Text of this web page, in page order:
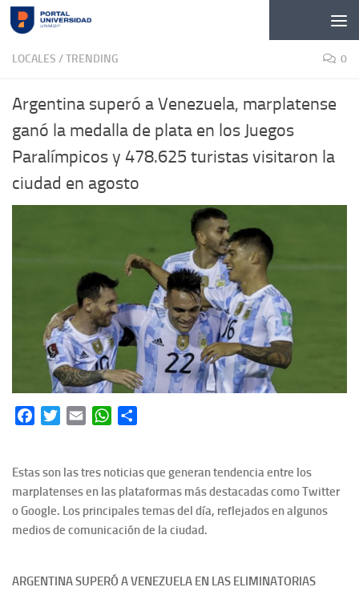
Skip to content
LOCALES /TRENDING 0
Argentina superó a Venezuela, marplatense
ganó la medalla de plata en los Juegos
Paralímpicos y 478.625 turistas visitaron la
ciudad en agosto
FacebookTwitterEmail WhatsApp
Estas son las tres noticias que generan tendencia entre los
marplatenses en las plataformas más destacadas como Twitter
o Google. Los principales temas del día, reflejados en algunos
medios de comunicación de la ciudad.
ARGENTINA SUPERÓ A VENEZUELA EN LAS ELIMINATORIAS